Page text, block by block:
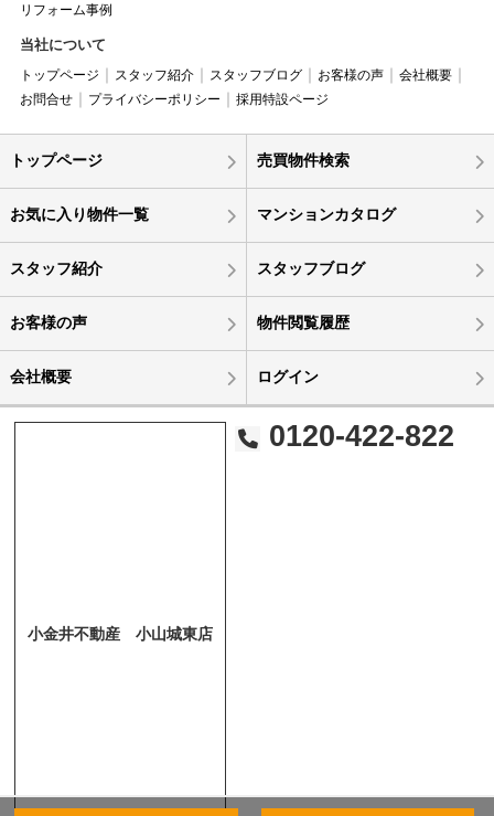
リフォーム事例
当社について
トップページ スタッフ紹介 スタッフブログ お客様の声
会社概要
お問合せ
プライバシーポリシー 採用特設ページ
トップページ 売買物件検索
お気に入り物件一覧 マンションカタログ
スタッフ紹介 スタッフブログ
お客様の声 物件閲覧履歴
会社概要 ログイン
小金井不動産 小山城東店
0120-422-822